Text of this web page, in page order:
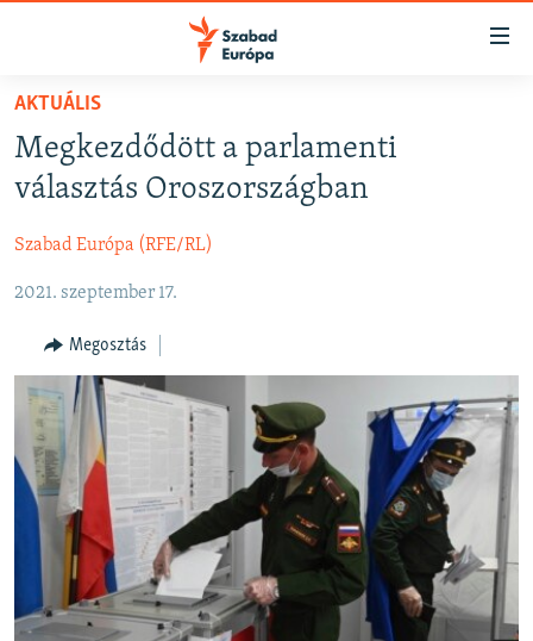
Akadálymentes
Ugrás
fő
oldalra
Ugrás
NAPIRENDEN
AKTUÁLIS
VIDEÓK
ELEMZŐ
NER15
SZABADON
TÁRSADALOM
DEMOKRÁCIA
A PÉNZ NYOMÁBAN
EURÓPAI UNIÓ
VILÁG
AKTUÁLIS
Megkezdődött a parlamenti
választás Oroszországban
Szabad Európa (RFE/RL)
2021. szeptember 17.
Megosztás
FELIRATKOZÁS